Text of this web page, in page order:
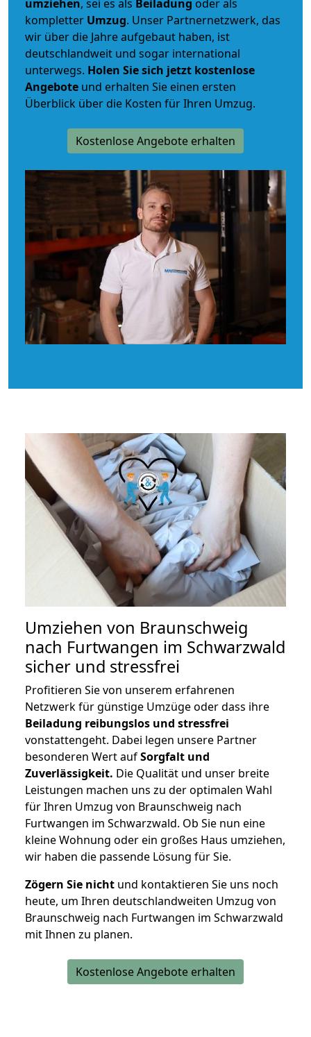
umziehen, sei es als Beiladung oder als
kompletter Umzug. Unser Partnernetzwerk, das
wir über die Jahre aufgebaut haben, ist
deutschlandweit und sogar international
unterwegs. Holen Sie sich jetzt kostenlose
Angebote und erhalten Sie einen ersten
Überblick über die Kosten für Ihren Umzug.
Kostenlose Angebote erhalten
Umziehen von Braunschweig
nach Furtwangen im Schwarzwald
sicher und stressfrei
Profitieren Sie von unserem erfahrenen
Netzwerk für günstige Umzüge oder dass ihre
Beiladung reibungslos und stressfrei
vonstattengeht. Dabei legen unsere Partner
besonderen Wert aufSorgfalt und
Zuverlässigkeit. Die Qualität und unser breite
Leistungen machen uns zu der optimalen Wahl
für Ihren Umzug von Braunschweig nach
Furtwangen im Schwarzwald. Ob Sie nun eine
kleine Wohnung oder ein großes Haus umziehen,
wir haben die passende Lösung für Sie.
Zögern Sie nicht und kontaktieren Sie uns noch
heute, um Ihren deutschlandweiten Umzug von
Braunschweig nach Furtwangen im Schwarzwald
mit Ihnen zu planen.
Kostenlose Angebote erhalten